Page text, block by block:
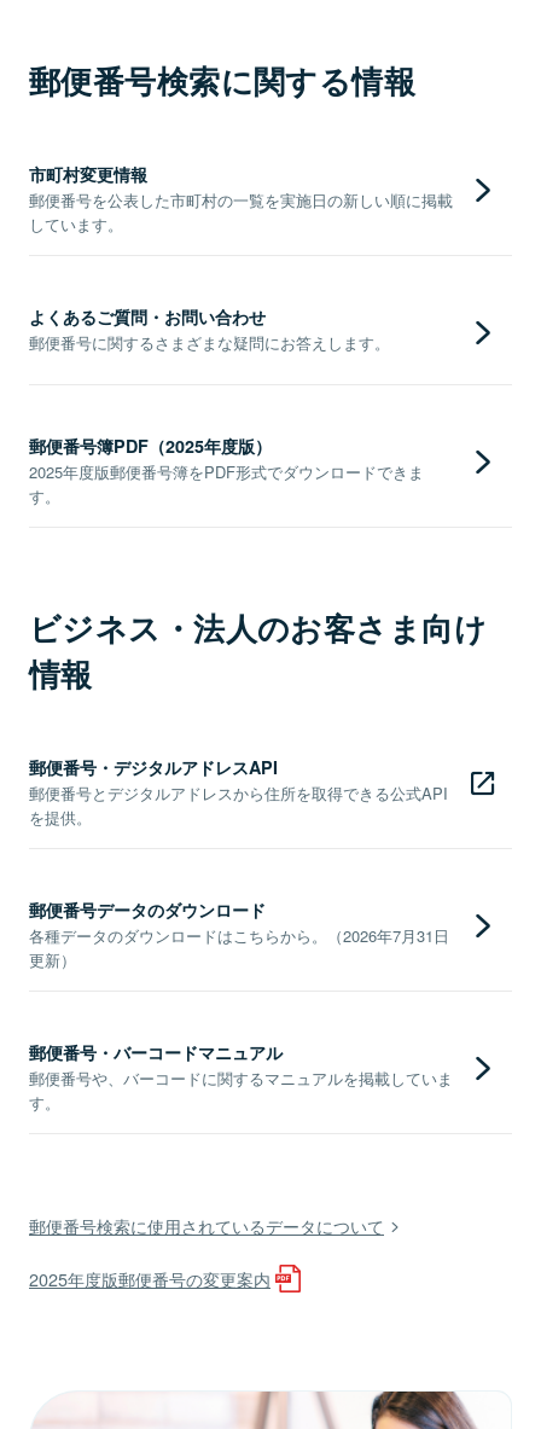
郵便番号検索に関する情報
市町村変更情報
郵便番号を公表した市町村の一覧を実施日の新しい順に掲載
しています。
よくあるご質問・お問い合わせ
郵便番号に関するさまざまな疑問にお答えします。
郵便番号簿PDF（2025年度版）
2025年度版郵便番号簿をPDF形式でダウンロードできま
す。
ビジネス・法人のお客さま向け
情報
郵便番号・デジタルアドレスAPI
郵便番号とデジタルアドレスから住所を取得できる公式API
を提供。
郵便番号データのダウンロード
各種データのダウンロードはこちらから。（2026年7月31日
更新）
郵便番号・バーコードマニュアル
郵便番号や、バーコードに関するマニュアルを掲載していま
す。
郵便番号検索に使用されているデータについて
2025年度版郵便番号の変更案内